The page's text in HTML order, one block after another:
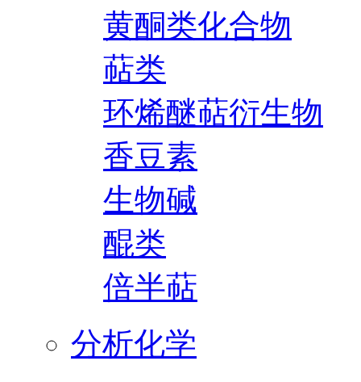
黄酮类化合物
萜类
环烯醚萜衍生物
香豆素
生物碱
醌类
倍半萜
分析化学